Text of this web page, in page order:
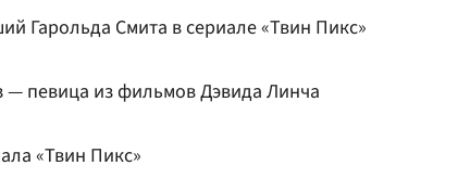
Гарольда Смита в сериале «Твин Пикс»
— певица из фильмов Дэвида Линча
«Твин Пикс»